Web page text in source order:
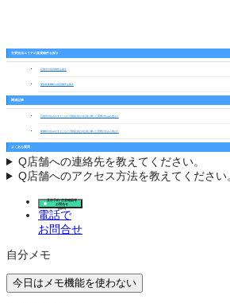
主要担当エリアの賃貸物件を探す
日進市の賃貸物件を探す
愛知郡東郷町の賃貸物件を探す
関連記事
日進市の住みやすさとは？不動産会社の社員に聞いた実際の住み心地は？
東郷町の住みやすさとは？不動産会社の社員に聞いた実際の住み心地は？
よくある質問
Q店舗への連絡先を教えてください。
Q店舗へのアクセス方法を教えてください
見学予約･空室確認等
お問合せ
(無料)
電話で
お問合せ
自分メモ
今日はメモ機能を使わない